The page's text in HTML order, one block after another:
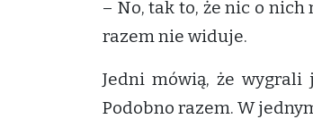
– No, tak to, że nic o
razem nie widuje.
Jedni mówią, że
Podobno razem. W